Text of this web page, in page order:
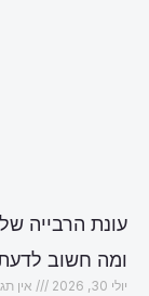
עונת הרבייה
ומה חשוב
יולי 30, 2026 אין